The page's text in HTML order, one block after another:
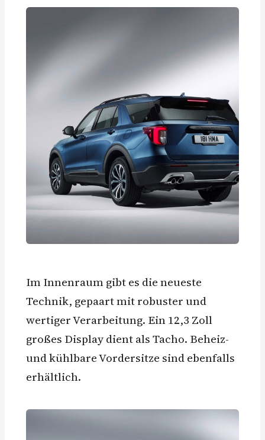
Im Innenraum gibt es die neueste
Technik, gepaart mit robuster und
wertiger Verarbeitung. Ein 12,3 Zoll
großes Display dient als Tacho. Beheiz-
und kühlbare Vordersitze sind ebenfalls
erhältlich.